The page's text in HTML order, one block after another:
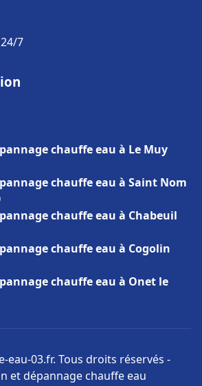
7
chauffe eau à Le Muy
chauffe eau à Saint Nom
chauffe eau à Chabeuil
chauffe eau à Cogolin
chauffe eau à Onet le
eau-03.fr. Tous droits réservés -
et dépannage chauffe eau